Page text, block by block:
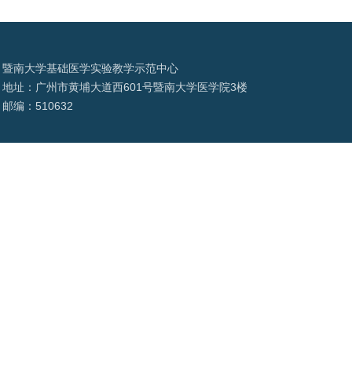
暨南大学基础医学实验教学示范中心
地址：广州市黄埔大道西601号暨南大学医学院3楼
邮编：510632